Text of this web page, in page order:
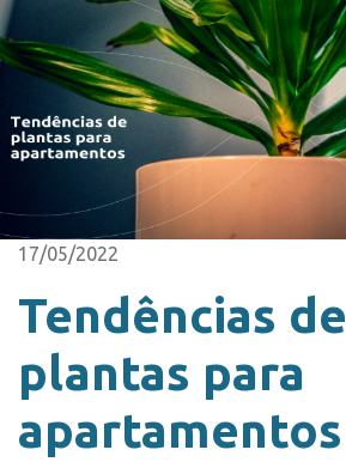
17/05/2022
Tendências de
plantas para
apartamentos